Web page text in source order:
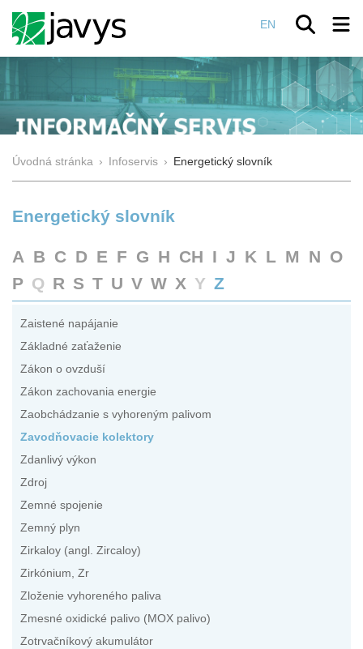
EN
Úvodná stránka › Infoservis › Energetický slovník
Energetický slovník
A B C D E F G H CH I J K L M N O
P Q R S T U V W X Y Z
Zaistené napájanie
Základné zaťaženie
Zákon o ovzduší
Zákon zachovania energie
Zaobchádzanie s vyhoreným palivom
Zavodňovacie kolektory
Zdanlivý výkon
Zdroj
Zemné spojenie
Zemný plyn
Zirkaloy (angl. Zircaloy)
Zirkónium, Zr
Zloženie vyhoreného paliva
Zmesné oxidické palivo (MOX palivo)
Zotrvačníkový akumulátor